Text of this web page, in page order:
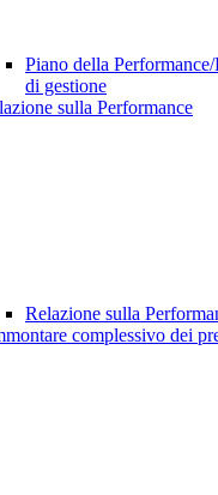
Piano della
di gestione
sulla Performance
Relazione sulla
complessivo dei